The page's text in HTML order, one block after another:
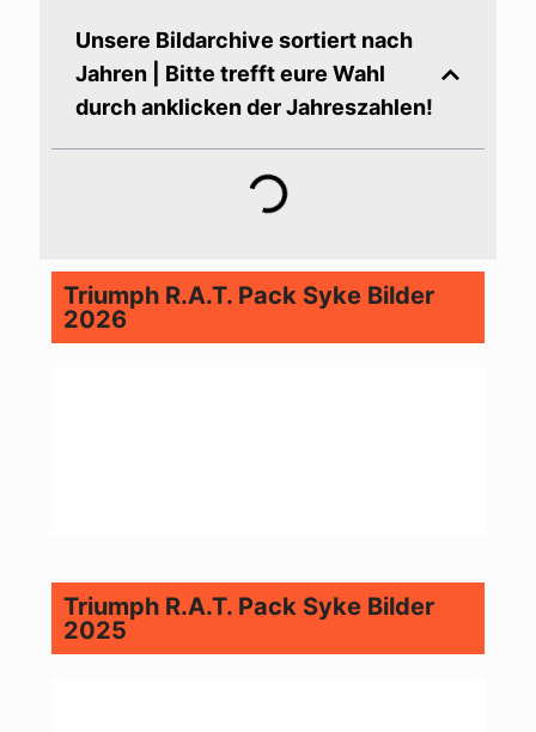
Unsere Bildarchive sortiert nach
Jahren | Bitte trefft eure Wahl
durch anklicken der Jahreszahlen!
Triumph R.A.T. Pack Syke Bilder
2026
Triumph R.A.T. Pack Syke Bilder
2025